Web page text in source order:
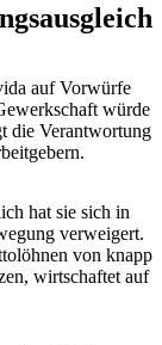
auf Vorwürfe
würde
die Verantwortung
hat sie sich in
verweigert.
von knapp
wirtschaftet auf